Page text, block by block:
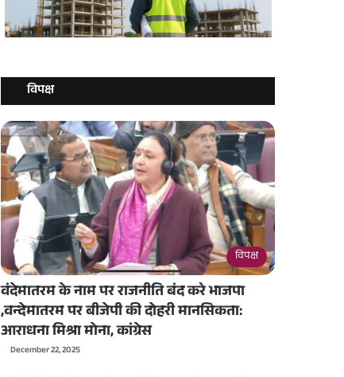
विपक्ष
विपक्ष
वंदेमातरम के नाम पर राजनीति बंद करे भाजपा
,वन्देमातरम पर बीजेपी की दोहरी मानसिकता:
आराधना मिश्रा मोना, कांग्रेस
December 22, 2025